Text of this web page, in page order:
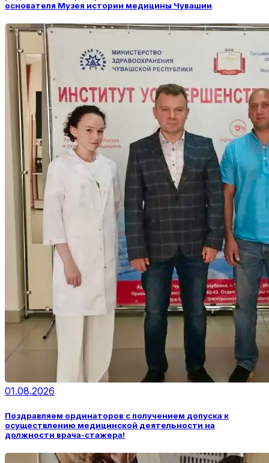
основателя Музея истории медицины Чувашии
01.08.2026
Поздравляем ординаторов с получением допуска к
осуществлению медицинской деятельности на
должности врача-стажера!